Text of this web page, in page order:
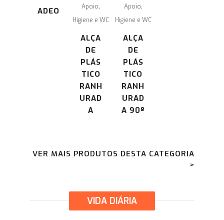
ADEO Apoio,
Higiene e WC
ALÇA
DE
PLÁS
TICO
RANH
URAD
A
Apoio,
Higiene e WC
ALÇA
DE
PLÁS
TICO
RANH
URAD
A 90º
VER MAIS PRODUTOS DESTA CATEGORIA
>
VIDA DIÁRIA